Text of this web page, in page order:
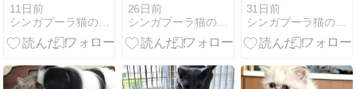
です①
11日前
シンガプーラ猫の庭（子猫ブログ）
26日前
シンガプーラ猫の庭（子猫ブログ）
31日前
シンガプーラ猫の庭（子猫ブログ）